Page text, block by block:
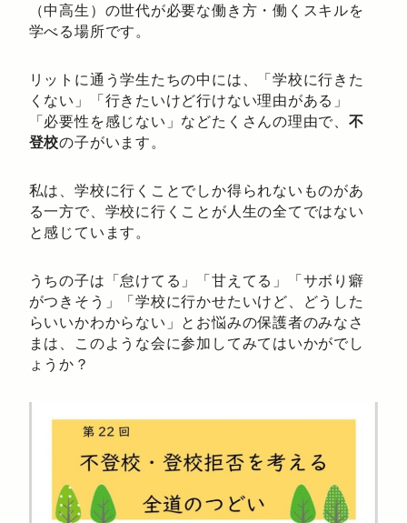
（中高生）の世代が必要な働き方・働くスキルを
学べる場所です。
リットに通う学生たちの中には、「学校に行きた
くない」「行きたいけど行けない理由がある」
「必要性を感じない」などたくさんの理由で、 不
登校の子がいます。
私は、学校に行くことでしか得られないものがあ
る一方で、学校に行くことが人生の全てではない
と感じています。
うちの子は「怠けてる」「甘えてる」「サボり癖
がつきそう」「学校に行かせたいけど、どうした
らいいかわからない」とお悩みの保護者のみなさ
まは、このような会に参加してみてはいかがでし
ょうか？